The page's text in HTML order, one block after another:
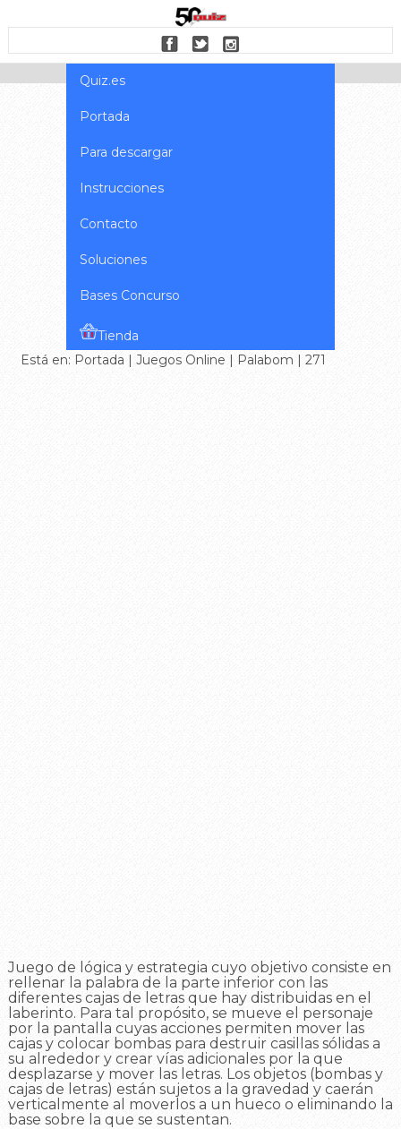
Quiz.es
Portada
Para descargar
Instrucciones
Contacto
Soluciones
Bases Concurso
Tienda
Está en: Portada | Juegos Online | Palabom | 271
Juego de lógica y estrategia cuyo objetivo consiste en
rellenar la palabra de la parte inferior con las
diferentes cajas de letras que hay distribuidas en el
laberinto. Para tal propósito, se mueve el personaje
por la pantalla cuyas acciones permiten mover las
cajas y colocar bombas para destruir casillas sólidas a
su alrededor y crear vías adicionales por la que
desplazarse y mover las letras. Los objetos (bombas y
cajas de letras) están sujetos a la gravedad y caerán
verticalmente al moverlos a un hueco o eliminando la
base sobre la que se sustentan.